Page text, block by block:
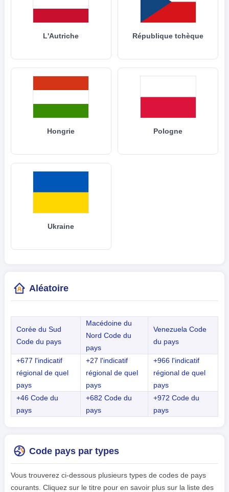
L'Autriche République tchèque
Hongrie Pologne
Ukraine
Aléatoire
Corée du Sud
Code du pays
Macédoine du
Nord Code du
pays
Venezuela Code
du pays
+677 l'indicatif
régional de quel
pays
+27 l'indicatif
régional de quel
pays
+966 l'indicatif
régional de quel
pays
+46 Code du
pays
+682 Code du
pays
+972 Code du
pays
Code pays par types
Vous trouverez ci-dessous plusieurs types de codes de pays
courants. Cliquez sur le titre pour en savoir plus sur la liste des